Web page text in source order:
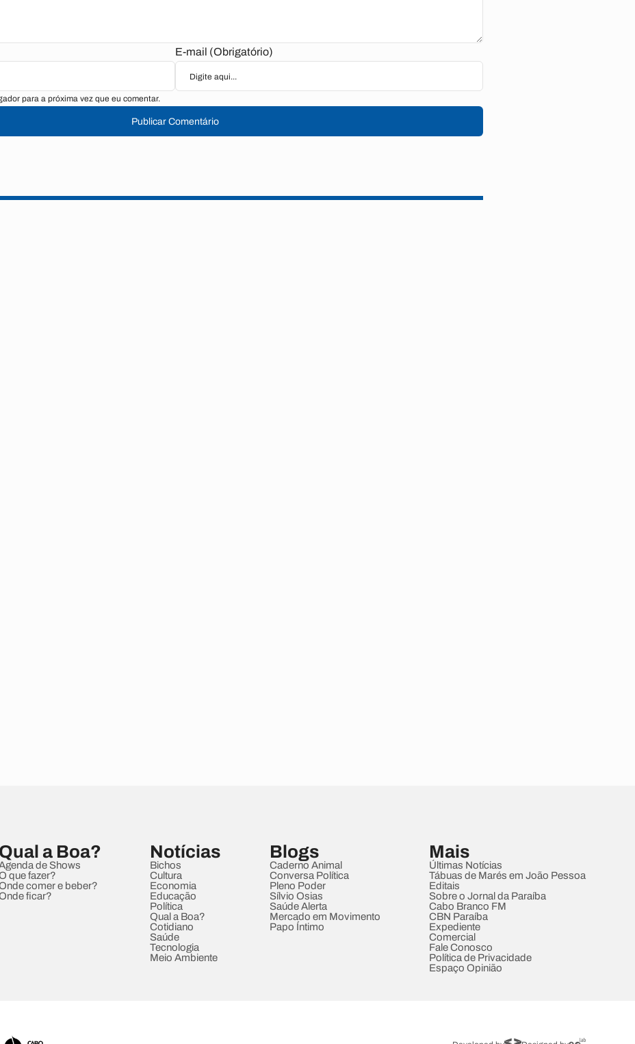
E-mail (Obrigatório)
para a próxima vez que eu comentar.
Publicar Comentário
Qual a Boa?
de Shows
que fazer?
comer e beber?
ficar?
Notícias
Bichos
Cultura
Economia
Educação
Política
Qual a Boa?
Cotidiano
Saúde
Tecnologia
Meio Ambiente
Blogs
Caderno Animal
Conversa Política
Pleno Poder
Sílvio Osias
Saúde Alerta
Mercado em Movimento
Papo Íntimo
Mais
Últimas Notícias
Tábuas de Marés em João Pessoa
Editais
Sobre o Jornal da Paraíba
Cabo Branco FM
CBN Paraíba
Expediente
Comercial
Fale Conosco
Política de Privacidade
Espaço Opinião